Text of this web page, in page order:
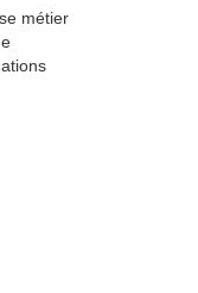
métier